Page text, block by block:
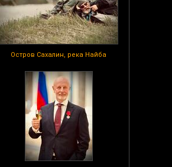
Остров Сахалин, река Найба